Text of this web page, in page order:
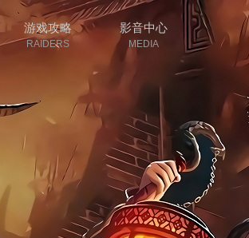
游戏攻略
RAIDERS
影音中心
MEDIA